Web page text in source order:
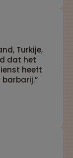
waren
eten als
ruimte
voor
in de
Turkije,
dat het
heeft